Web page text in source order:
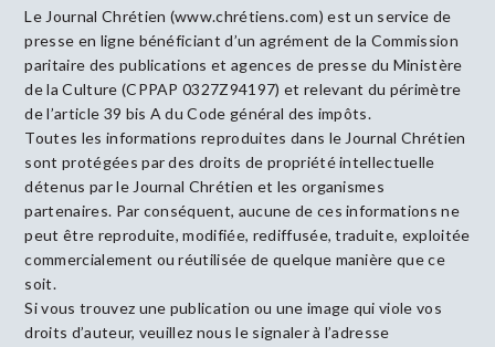
Le Journal Chrétien (www.chrétiens.com) est un service de
presse en ligne bénéficiant d’un agrément de la Commission
paritaire des publications et agences de presse du Ministère
de la Culture (CPPAP 0327Z94197) et relevant du périmètre
de l’article 39 bis A du Code général des impôts.
Toutes les informations reproduites dans le Journal Chrétien
sont protégées par des droits de propriété intellectuelle
détenus par le Journal Chrétien et les organismes
partenaires. Par conséquent, aucune de ces informations ne
peut être reproduite, modifiée, rediffusée, traduite, exploitée
commercialement ou réutilisée de quelque manière que ce
soit.
Si vous trouvez une publication ou une image qui viole vos
droits d’auteur, veuillez nous le signaler à l’adresse